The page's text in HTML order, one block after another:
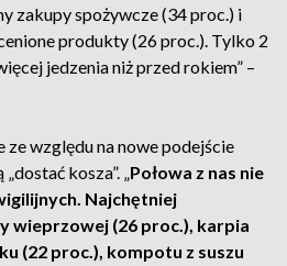
zakupy spożywcze (34 proc.) i
produkty (26 proc.). Tylko 2
jedzenia niż przed rokiem” –
ze względu na nowe podejście
kosza”. „Połowa z nas nie
Najchętniej
wieprzowej (26 proc.), karpia
(22 proc.), kompotu z suszu